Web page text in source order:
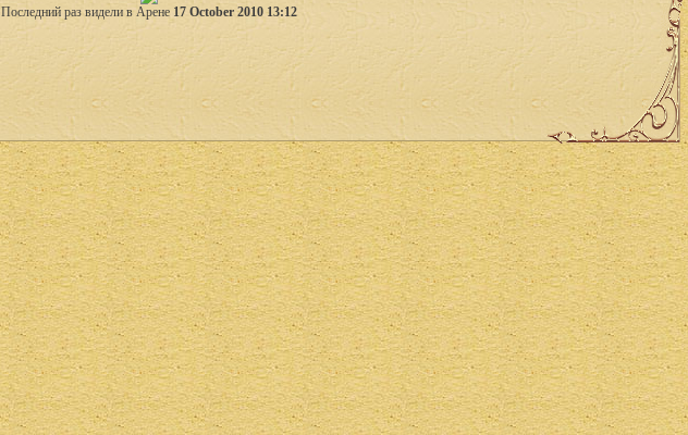
Последний раз видели в Арене 17 October 2010 13:12